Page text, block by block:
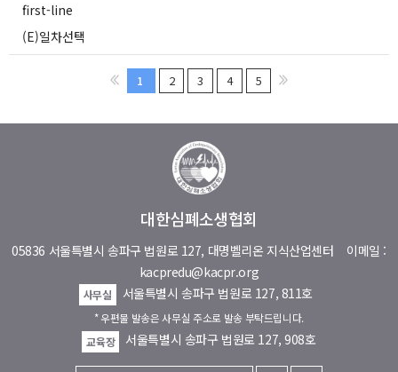
first-line
(E)일차선택
1 2 3 4 5
대한심폐소생협회
05836 서울특별시 송파구 법원로 127, 대명벨리온 지식산업센터 이메일 :
kacpredu@kacpr.org
사무실 서울특별시 송파구 법원로 127, 811호
* 우편물 발송은 사무실 주소로 발송 부탁드립니다.
교육장
서울특별시 송파구 법원로 127, 908호